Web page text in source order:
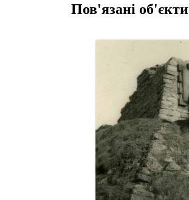
Пов'язані об'єкти